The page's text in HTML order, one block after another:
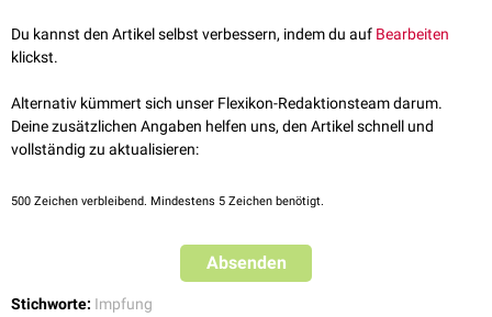
Notwendigkeit von Riegelungsimpfungen tritt vor allem dann auf, wenn
aufgrund von mangelnder Durchimpfungsrate (z.B. durch
Riegelungsimpfungen sind bei einigen Infektionen bis zu mehreren Tagen
nach der Exposition möglich, u.a. bei Masern, Mumps,Varizellen
Meningokokken ,Polio,Hepatitis A
Du kannst den Artikel selbst verbessern, indem du auf Bearbeiten
klickst.
Alternativ kümmert sich unser Flexikon-Redaktionsteam darum.
Deine zusätzlichen Angaben helfen uns, den Artikel schnell und
vollständig zu aktualisieren:
500 Zeichen verbleibend. Mindestens 5 Zeichen benötigt.
Absenden
Stichworte: Impfung